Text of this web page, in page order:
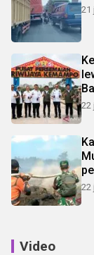
21
22
22
Video